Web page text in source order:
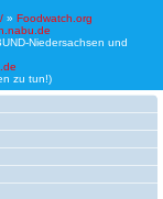
» Foodwatch.org
Niedersachsen und
zu tun!)